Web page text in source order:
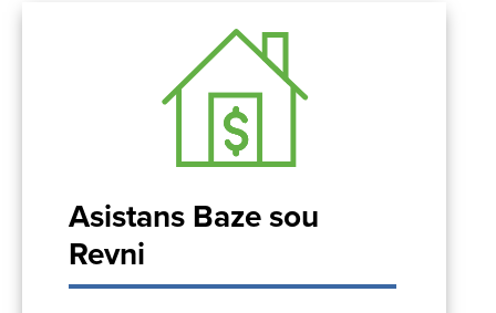
Asistans Baze sou
Revni